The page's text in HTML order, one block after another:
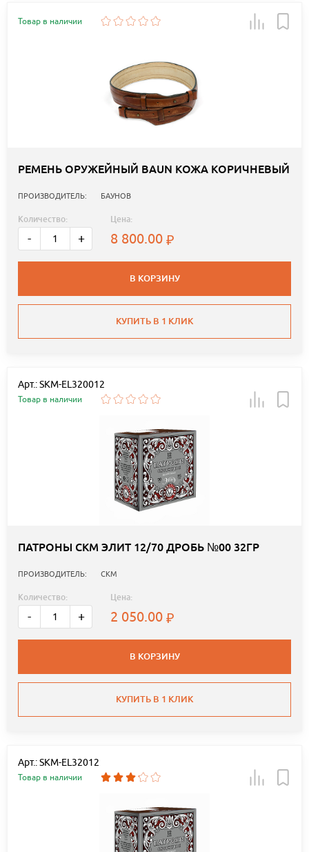
Товар в наличии
РЕМЕНЬ ОРУЖЕЙНЫЙ BAUN КОЖА КОРИЧНЕВЫЙ
ПРОИЗВОДИТЕЛЬ: БАУНОВ
Количество:
- +
Цена:
8 800.00
В КОРЗИНУ
КУПИТЬ В 1 КЛИК
Арт.: SKM-EL320012
Товар в наличии
ПАТРОНЫ СКМ ЭЛИТ 12/70 ДРОБЬ №00 32ГР
ПРОИЗВОДИТЕЛЬ: СКМ
Количество:
- +
Цена:
2 050.00
В КОРЗИНУ
КУПИТЬ В 1 КЛИК
Арт.: SKM-EL32012
Товар в наличии